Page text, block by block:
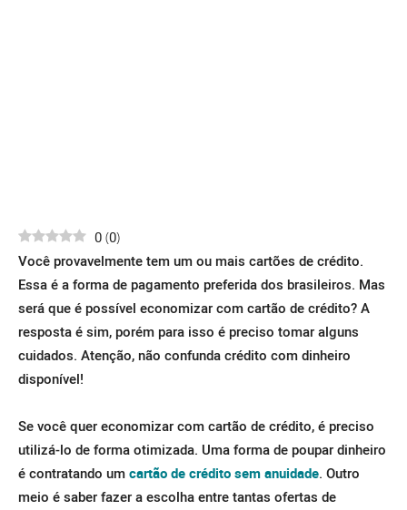
0 (0)
Você provavelmente tem um ou mais cartões de crédito.
Essa é a forma de pagamento preferida dos brasileiros. Mas
será que é possível economizar com cartão de crédito? A
resposta é sim, porém para isso é preciso tomar alguns
cuidados. Atenção, não confunda crédito com dinheiro
disponível!
Se você quer economizar com cartão de crédito, é preciso
utilizá-lo de forma otimizada. Uma forma de poupar dinheiro
é contratando um cartão de crédito sem anuidade. Outro
meio é saber fazer a escolha entre tantas ofertas de